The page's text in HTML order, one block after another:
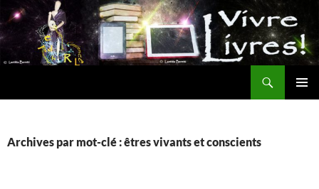
Aller
au
contenu
Archives par mot-clé : êtres vivants et conscients